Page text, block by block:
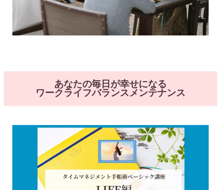
あなたの毎日が幸せになる
ワークライフバランスメンテナンス